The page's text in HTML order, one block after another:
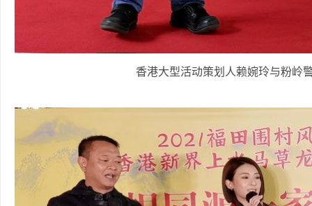
香港大型活动策划人赖婉玲与粉岭